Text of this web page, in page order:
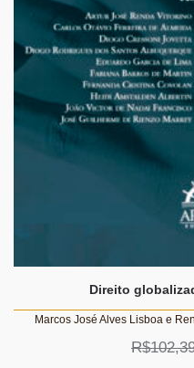
Direito
Marcos José Alves Lisboa e
R$